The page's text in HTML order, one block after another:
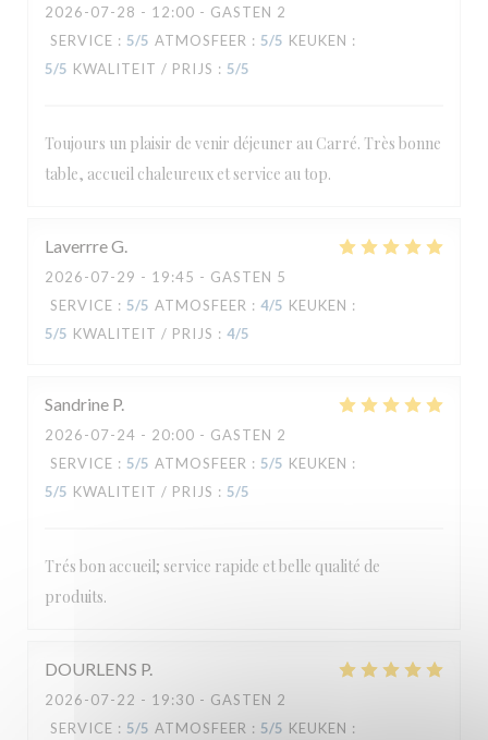
2026-07-28 - 12:00 - GASTEN 2
SERVICE : 5/5 ATMOSFEER : 5/5 KEUKEN :
5/5 KWALITEIT / PRIJS : 5/5
Toujours un plaisir de venir déjeuner au Carré. Très bonne
table, accueil chaleureux et service au top.
LaverrreG
2026-07-29 - 19:45 - GASTEN 5
SERVICE : 5/5 ATMOSFEER : 4/5 KEUKEN :
5/5 KWALITEIT / PRIJS : 4/5
Sandrine P
2026-07-24 - 20:00 - GASTEN 2
SERVICE : 5/5 ATMOSFEER : 5/5 KEUKEN :
5/5 KWALITEIT / PRIJS : 5/5
Trés bon accueil; service rapide et belle qualité de
produits.
DOURLENS P
2026-07-22 - 19:30 - GASTEN 2
SERVICE : 5/5 ATMOSFEER : 5/5 KEUKEN :